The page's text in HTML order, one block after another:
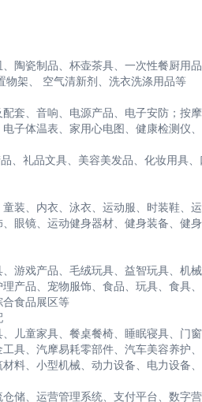
陶瓷制品、杯壶茶具、一次性餐厨用
物架、 空气清新剂、洗衣洗涤用品等
套、音响、电源产品、电子安防；按
子体温表、家用心电图、健康检测仪
、礼品文具、美容美发品、化妆用具
装、内衣、泳衣、运动服、时装鞋、
眼镜、运动健身器材、健身装备、健
游戏产品、毛绒玩具、益智玩具、机
产品、宠物服饰、食品、玩具、食具
食品展区等
儿童家具、餐桌餐椅、睡眠寝具、门
具、汽摩易耗零部件、汽车美容养护
料、小型机械、动力设备、电力设备
储、运营管理系统、支付平台、数字